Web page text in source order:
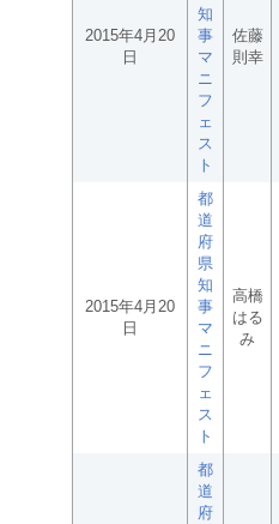
2015年4月20
日
知
事
マ
ニ
フ
ェ
ス
ト
佐藤
則幸
2015年4月20
日
都
道
府
県
知
事
マ
ニ
フ
ェ
ス
ト
高橋
はる
み
都
道
府